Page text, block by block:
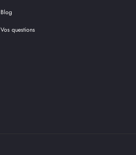
Blog
Vos questions